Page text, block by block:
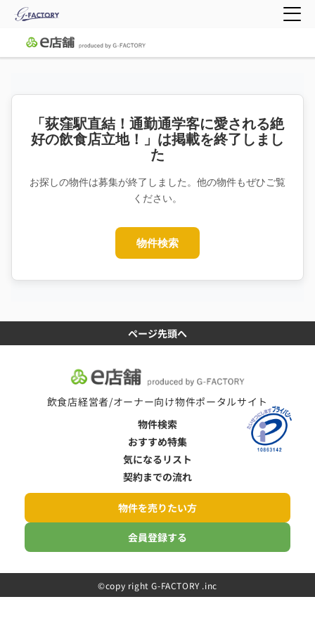
「荻窪駅直結！通勤通学客に愛される絶
好の飲食店立地！」は掲載を終了しまし
た
お探しの物件は募集が終了しました。他の物件もぜひご覧
ください。
物件検索
ページ先頭へ
飲食店経営者/オーナー向け物件ポータルサイト
物件検索
おすすめ特集
気になるリスト
契約までの流れ
物件を売りたい方
会員登録する
©️copy right G-FACTORY .inc